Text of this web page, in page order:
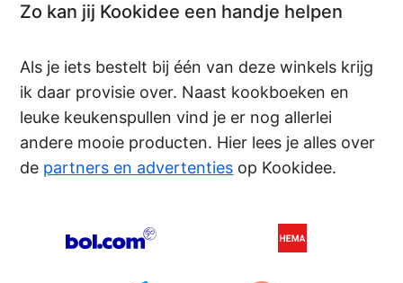
Zo kan jij Kookidee een handje helpen
Als je iets bestelt bij één van deze winkels krijg
ik daar provisie over. Naast kookboeken en
leuke keukenspullen vind je er nog allerlei
andere mooie producten. Hier lees je alles over
de partners en advertenties op Kookidee.